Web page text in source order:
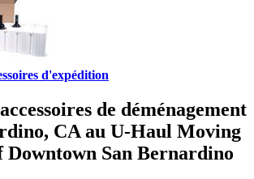
d'expédition
de déménagement
CA au U-Haul Moving
Downtown San Bernardino